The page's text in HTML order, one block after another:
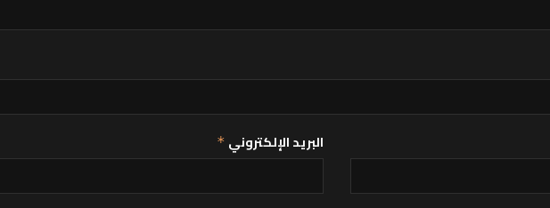
البريد الإلكتروني *